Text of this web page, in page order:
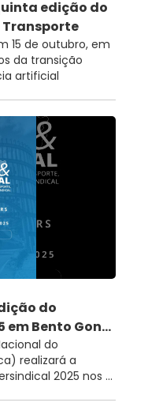
edição do
Transporte
15 de outubro, em
da transição
artificial
do
em Bento Gon...
do
realizará a
2025 nos ...